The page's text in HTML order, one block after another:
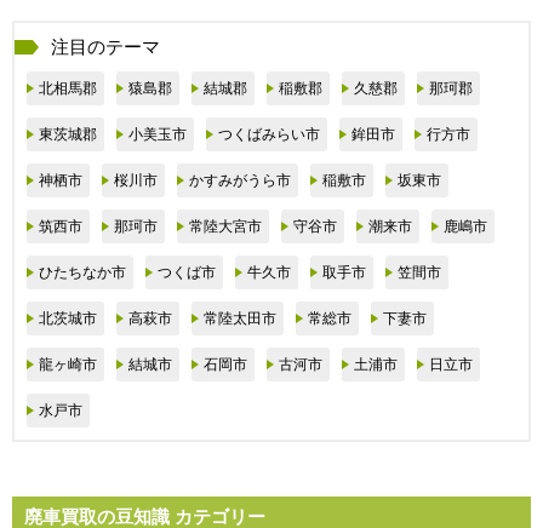
注目のテーマ
北相馬郡 猿島郡 結城郡 稲敷郡 久慈郡 那珂郡
東茨城郡 小美玉市 つくばみらい市 鉾田市 行方市
神栖市 桜川市 かすみがうら市 稲敷市 坂東市
筑西市 那珂市 常陸大宮市 守谷市 潮来市 鹿嶋市
ひたちなか市 つくば市 牛久市 取手市 笠間市
北茨城市 高萩市 常陸太田市 常総市 下妻市
龍ヶ崎市 結城市 石岡市 古河市 土浦市 日立市
水戸市
廃車買取の豆知識 カテゴリー